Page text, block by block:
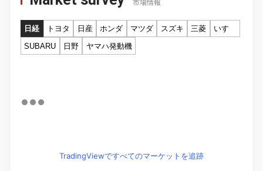
市場情報
日経 トヨタ 日産 ホンダ マツダ スズキ 三菱
いすゞ
SUBARU
日野 ヤマハ発動機
TradingViewですべてのマーケットを追跡